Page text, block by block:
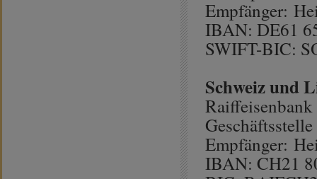
Empfänger:
IBAN: DE61
SWIFT-BIC:
Schweiz und
Empfänger:
IBAN: CH21